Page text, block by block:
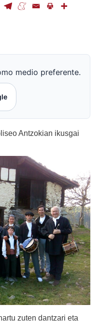
medio preferente.
Antzokian ikusgai
zuten dantzari eta